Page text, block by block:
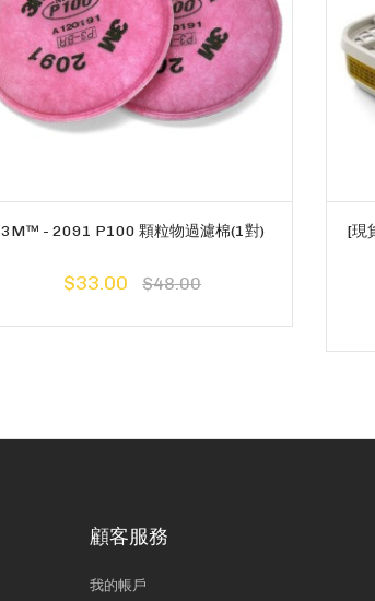
3M™ - 2091 P100 顆粒物過濾棉(1對)
$33.00 $48.00
[現
顧客服務
我的帳戶